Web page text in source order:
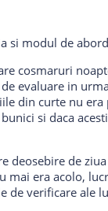
si modul de
cosmaruri
evaluare in
din curte nu era
si daca
de
era acolo,
de verificare ale